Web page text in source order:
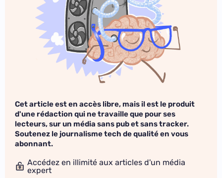
Cet article est en accès libre, mais il est le produit
d'une rédaction qui ne travaille que pour ses
lecteurs, sur un média sans pub et sans tracker.
Soutenez le journalisme tech de qualité en vous
abonnant.
Accédez en illimité aux articles d'un média
expert